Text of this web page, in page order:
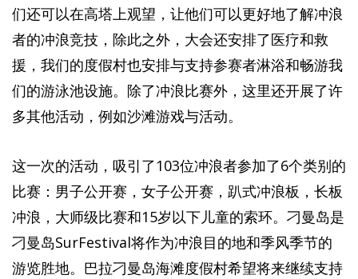
们还可以在高塔上观望，让他们可以更好地了解冲浪
者的冲浪竞技，除此之外，大会还安排了医疗和救
援，我们的度假村也安排与支持参赛者淋浴和畅游我
们的游泳池设施。除了冲浪比赛外，这里还开展了许
多其他活动，例如沙滩游戏与活动。
这一次的活动，吸引了103位冲浪者参加了6个类别的
比赛：男子公开赛，女子公开赛，趴式冲浪板，长板
冲浪，大师级比赛和15岁以下儿童的索环。刁曼岛是
刁曼岛SurFestival将作为冲浪目的地和季风季节的
游览胜地。巴拉刁曼岛海滩度假村希望将来继续支持